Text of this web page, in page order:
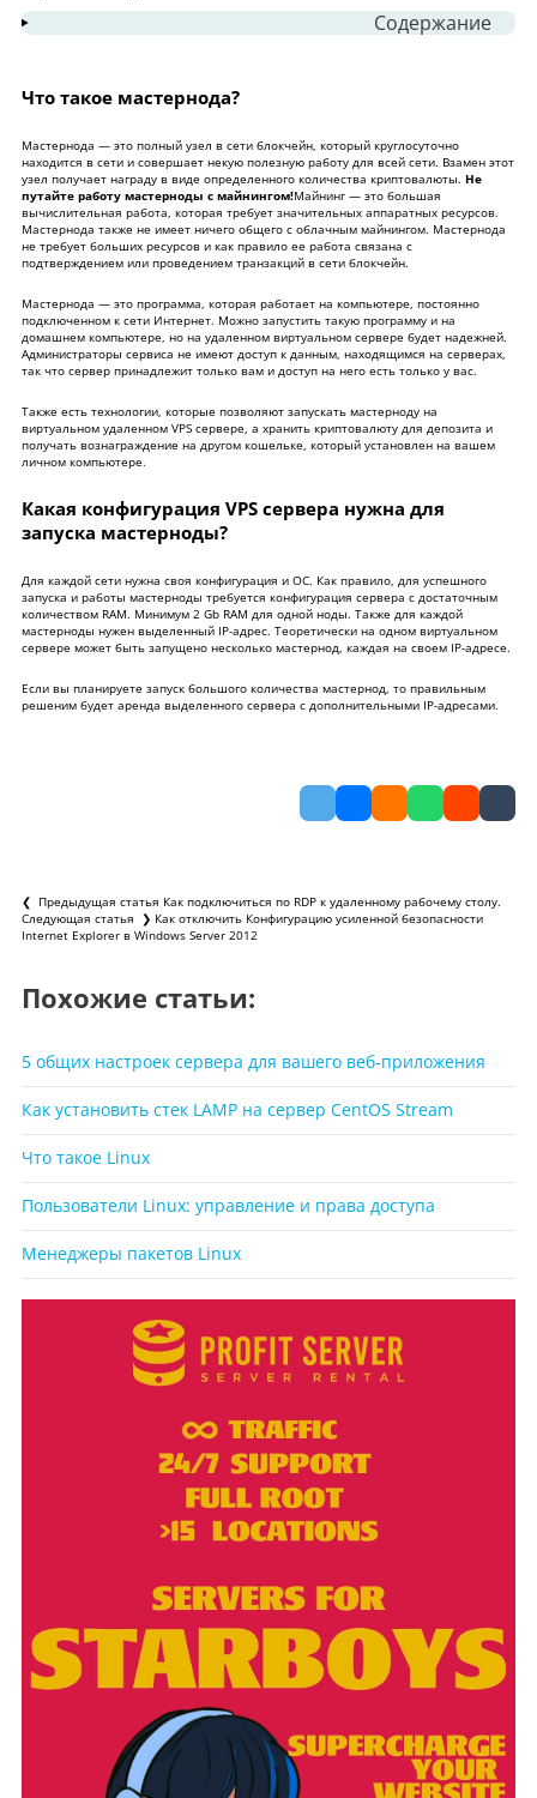
Содержание
2Какая конфигурация VPS сервера нужна для
Свернуть
Что такое мастернода?
Мастернода — это полный узел в сети блокчейн, который круглосуточно
находится в сети и совершает некую полезную работу для всей сети. Взамен этот
узел получает награду в виде определенного количества криптовалюты. Не
путайте работу мастерноды с майнингом!Майнинг — это большая
вычислительная работа, которая требует значительных аппаратных ресурсов.
Мастернода также не имеет ничего общего с облачным майнингом. Мастернода
не требует больших ресурсов и как правило ее работа связана с
подтверждением или проведением транзакций в сети блокчейн.
Мастернода — это программа, которая работает на компьютере, постоянно
подключенном к сети Интернет. Можно запустить такую программу и на
домашнем компьютере, но на удаленном виртуальном сервере будет надежней.
Администраторы сервиса не имеют доступ к данным, находящимся на серверах,
так что сервер принадлежит только вам и доступ на него есть только у вас.
Также есть технологии, которые позволяют запускать мастерноду на
виртуальном удаленном VPS сервере, а хранить криптовалюту для депозита и
получать вознаграждение на другом кошельке, который установлен на вашем
личном компьютере.
Какая конфигурация VPS сервера нужна для
запуска мастерноды?
Для каждой сети нужна своя конфигурация и ОС. Как правило, для успешного
запуска и работы мастерноды требуется конфигурация сервера с достаточным
количеством RAM. Минимум 2 Gb RAM для одной ноды. Также для каждой
мастерноды нужен выделенный IP-адрес. Теоретически на одном виртуальном
сервере может быть запущено несколько мастернод, каждая на своем IP-адресе.
Если вы планируете запуск большого количества мастернод, то правильным
решеним будет аренда выделенного сервера с дополнительными IP-адресами.
❮ Предыдущая статья Как подключиться по RDP к удаленному рабочему столу.
Следующая статья ❯ Как отключить Конфигурацию усиленной безопасности
Internet Explorer в Windows Server 2012
Похожие статьи:
5 общих настроек сервера для вашего веб-приложения
Как установить стек LAMP на сервер CentOS Stream
Что такое Linux
Пользователи Linux: управление и права доступа
Менеджеры пакетов Linux